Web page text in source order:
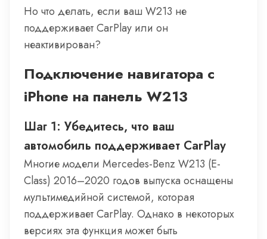
Но что делать, если ваш W213 не
поддерживает CarPlay или он
неактивирован?
Подключение навигатора с
iPhone на панель W213
Шаг 1: Убедитесь, что ваш
автомобиль поддерживает CarPlay
Многие модели Mercedes-Benz W213 (E-
Class) 2016–2020 годов выпуска оснащены
мультимедийной системой, которая
поддерживает CarPlay. Однако в некоторых
версиях эта функция может быть